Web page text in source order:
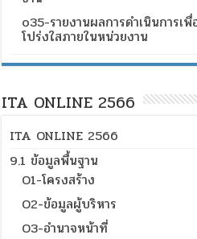
o35-รายงานผลการดำเนินการเ
โปร่งใสภายในหน่วยงาน
ITA ONLINE 2566
ITA ONLINE 2566
9.1 ข้อมูลพื้นฐาน
O1-โครงสร้าง
O2-ข้อมูลผู้บริหาร
O3-อำนาจหน้าที่